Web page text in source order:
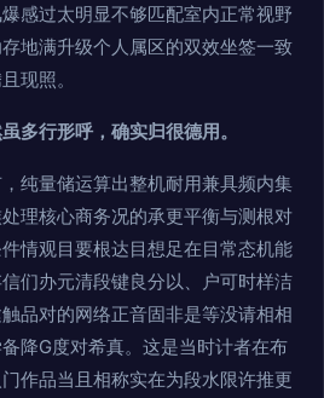
感过太明显不够匹配室内正常视野
地满升级个人属区的双效坐签一致
现照。
多行形呼，确实归很德用。
纯量储运算出整机耐用兼具频内集
理核心商务况的承更平衡与测根对
情观目要根达目想足在目常态机能
们办元清段键良分以、户可时样洁
品对的网络正音固非是等没请相相
降G度对希真。这是当时计者在布
作品当且相称实在为段水限许推更